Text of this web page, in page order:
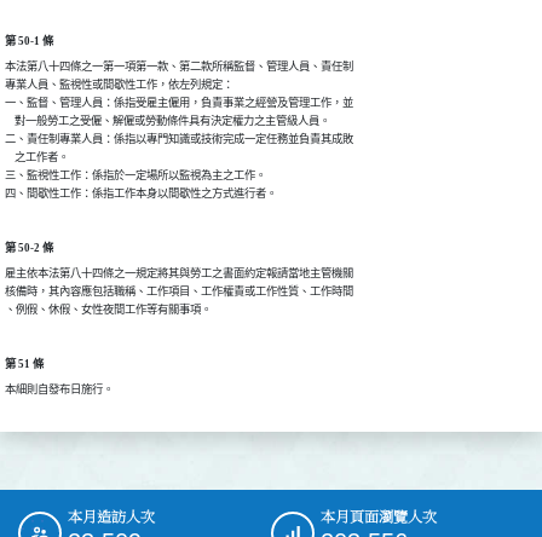
第 50-1 條
本法第八十四條之一第一項第一款、第二款所稱監督、管理人員、責任制
專業人員、監視性或間歇性工作，依左列規定：
一、監督、管理人員：係指受雇主僱用，負責事業之經營及管理工作，並
    對一般勞工之受僱、解僱或勞動條件具有決定權力之主管級人員。
二、責任制專業人員：係指以專門知識或技術完成一定任務並負責其成敗
    之工作者。
三、監視性工作：係指於一定場所以監視為主之工作。
四、間歇性工作：係指工作本身以間歇性之方式進行者。
第 50-2 條
雇主依本法第八十四條之一規定將其與勞工之書面約定報請當地主管機關
核備時，其內容應包括職稱、工作項目、工作權責或工作性質、工作時間
、例假、休假、女性夜間工作等有關事項。
第 51 條
本細則自發布日施行。
::: 本月造訪人次 本月頁面瀏覽人次